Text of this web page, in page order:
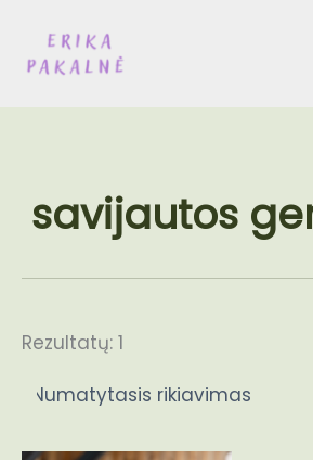
turinio
savijautos
Rezultatų: 1